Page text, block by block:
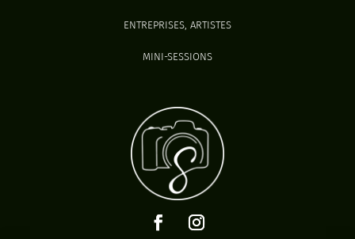
ENTREPRISES, ARTISTES
MINI-SESSIONS